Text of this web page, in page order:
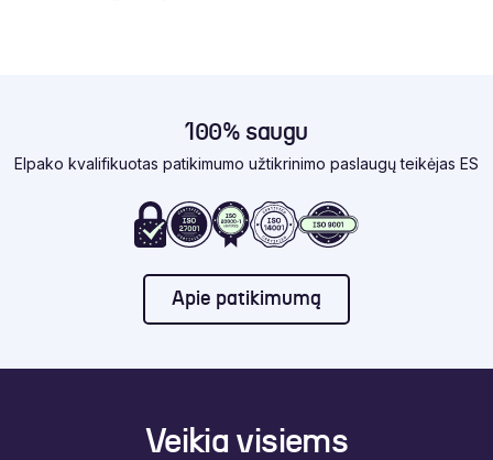
100% saugu
Elpako kvalifikuotas patikimumo užtikrinimo paslaugų teikėjas ES
Apie patikimumą
Veikia visiems